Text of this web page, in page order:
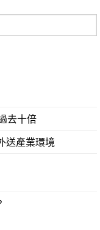
去十倍
送產業環境